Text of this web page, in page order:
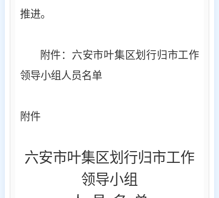
推进。
附件：六安市叶集区划行归市工作
领导小组人员名单
附件
六安市叶集区划行归市工作
领导小组